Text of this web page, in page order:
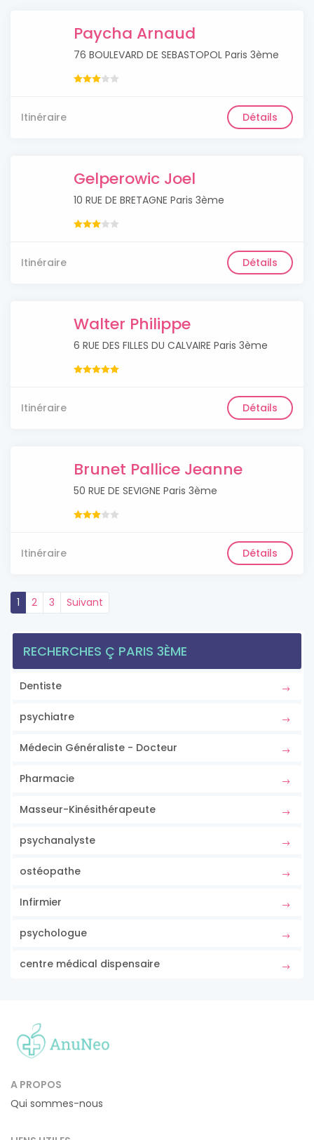
Paycha Arnaud
76 BOULEVARD DE SEBASTOPOL Paris 3ème
Itinéraire Détails
Gelperowic Joel
10 RUE DE BRETAGNE Paris 3ème
Itinéraire Détails
Walter Philippe
6 RUE DES FILLES DU CALVAIRE Paris 3ème
Itinéraire Détails
Brunet Pallice Jeanne
50 RUE DE SEVIGNE Paris 3ème
Itinéraire Détails
1 2 3 Suivant
RECHERCHES Ç PARIS 3ÈME
Dentiste
psychiatre
Médecin Généraliste - Docteur
Pharmacie
Masseur-Kinésithérapeute
psychanalyste
ostéopathe
Infirmier
psychologue
centre médical dispensaire
A PROPOS
Qui sommes-nous